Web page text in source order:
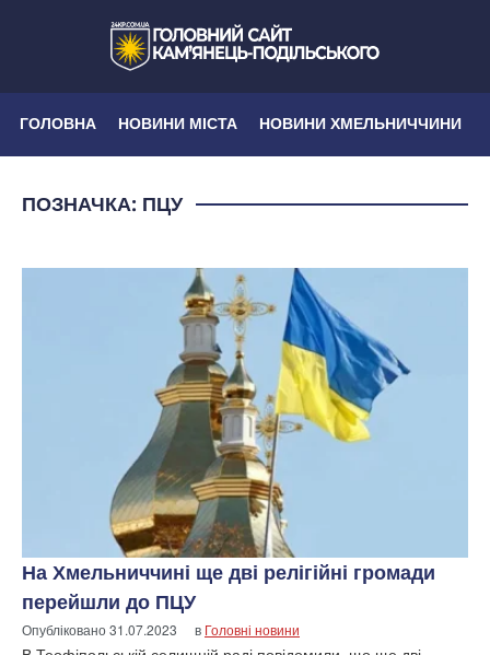
ГОЛОВНА НОВИНИ МІСТА НОВИНИ ХМЕЛЬНИЧЧИНИ
ПОЗНАЧКА: ПЦУ
На Хмельниччині ще дві релігійні громади
перейшли до ПЦУ
Опубліковано31.07.2023 в Головні новини